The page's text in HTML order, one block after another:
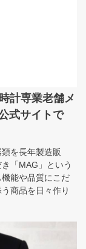
計専業老舗メ
式サイトで
を長年製造販
「MAG」という
能や品質にこだ
商品を日々作り